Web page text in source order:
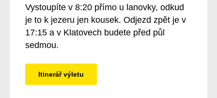
Vystoupíte v 8:20 přímo u lanovky, odkud
je to k jezeru jen kousek. Odjezd zpět je v
17:15 a v Klatovech budete před půl
sedmou.
Itinerář výletu